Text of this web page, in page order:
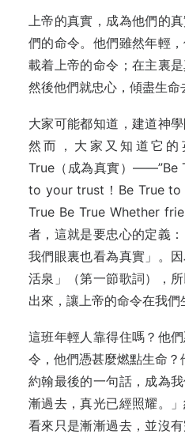
上帝的真實，成為他們的
們的命令。他們雖然年輕
載着上帝的命令；在主裏
然後他們就忠心，傾盡生命
大家可能都知道，建道神
然而，大家又知道它的
True（成為真實）——”Be
to your trust！Be True
True Be True Whether
者，這就是要忠心的定義
我們眼裏也看為真實」。
活泉」（第一節歌詞），
出來，讓上帝的命令在我們
這班年輕人靠得住嗎？他
令，他們憑甚麼燃點生命
約翰最後的一句話，成為
漸過去，真光已經照耀。
看來只是漸漸過去，並沒